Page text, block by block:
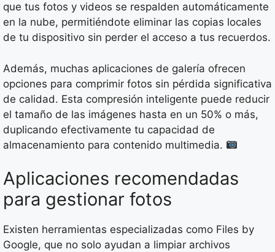
que tus fotos y videos se respalden automáticamente
en la nube, permitiéndote eliminar las copias locales
de tu dispositivo sin perder el acceso a tus recuerdos.
Además, muchas aplicaciones de galería ofrecen
opciones para comprimir fotos sin pérdida significativa
de calidad. Esta compresión inteligente puede reducir
el tamaño de las imágenes hasta en un 50% o más,
duplicando efectivamente tu capacidad de
almacenamiento para contenido multimedia.
Aplicaciones recomendadas
para gestionar fotos
Existen herramientas especializadas como Files by
Google, que no solo ayudan a limpiar archivos